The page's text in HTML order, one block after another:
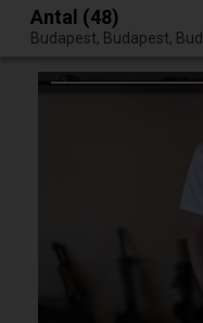
Egy jó randiból bármi lehet.
Antal (48)